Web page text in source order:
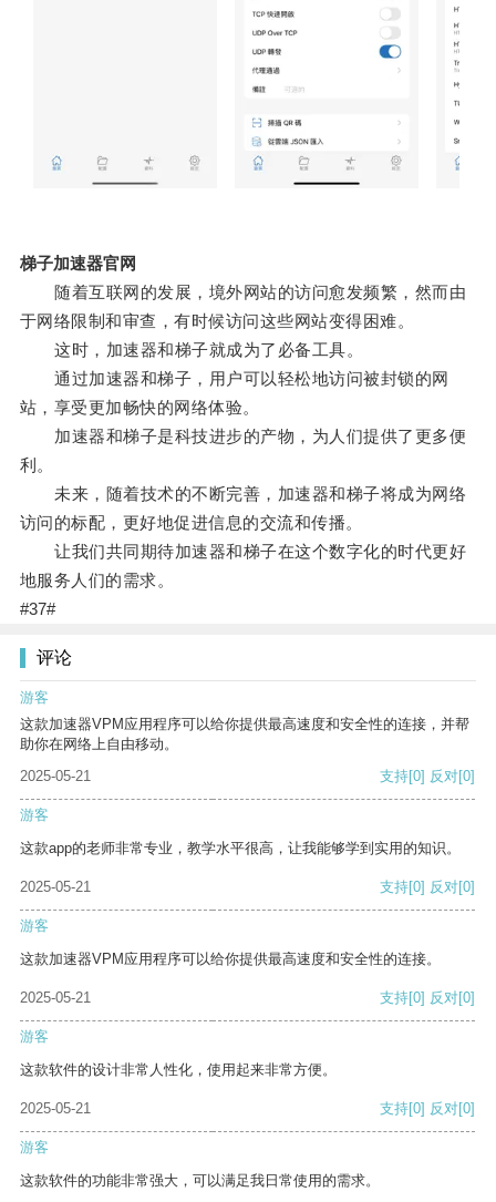
梯子加速器官网
随着互联网的发展，境外网站的访问愈发频繁，然而由
于网络限制和审查，有时候访问这些网站变得困难。
这时，加速器和梯子就成为了必备工具。
通过加速器和梯子，用户可以轻松地访问被封锁的网
站，享受更加畅快的网络体验。
加速器和梯子是科技进步的产物，为人们提供了更多便
利。
未来，随着技术的不断完善，加速器和梯子将成为网络
访问的标配，更好地促进信息的交流和传播。
让我们共同期待加速器和梯子在这个数字化的时代更好
地服务人们的需求。
#37#
评论
游客
这款加速器VPM应用程序可以给你提供最高速度和安全性的连接，并帮
助你在网络上自由移动。
2025-05-21
支持[0] 反对[0]
游客
这款app的老师非常专业，教学水平很高，让我能够学到实用的知识。
2025-05-21 支持[0] 反对[0]
游客
这款加速器VPM应用程序可以给你提供最高速度和安全性的连接。
2025-05-21 支持[0] 反对[0]
游客
这款软件的设计非常人性化，使用起来非常方便。
2025-05-21 支持[0] 反对[0]
游客
这款软件的功能非常强大，可以满足我日常使用的需求。